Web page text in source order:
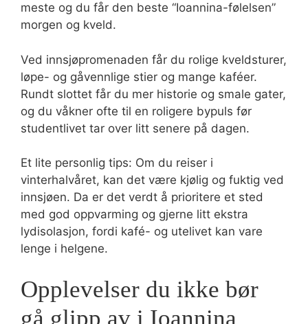
meste og du får den beste “Ioannina-følelsen”
morgen og kveld.
Ved innsjøpromenaden får du rolige kveldsturer,
løpe- og gåvennlige stier og mange kaféer.
Rundt slottet får du mer historie og smale gater,
og du våkner ofte til en roligere bypuls før
studentlivet tar over litt senere på dagen.
Et lite personlig tips: Om du reiser i
vinterhalvåret, kan det være kjølig og fuktig ved
innsjøen. Da er det verdt å prioritere et sted
med god oppvarming og gjerne litt ekstra
lydisolasjon, fordi kafé- og utelivet kan vare
lenge i helgene.
Opplevelser du ikke bør
gå glipp av i Ioannina